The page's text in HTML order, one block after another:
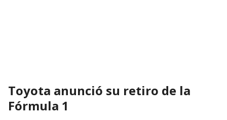
Toyota anunció su retiro de la
Fórmula 1